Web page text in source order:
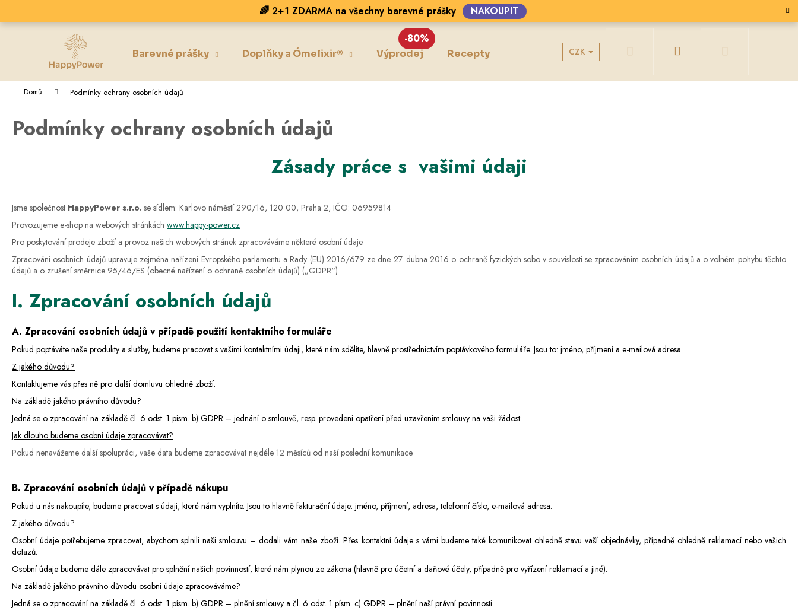
obsah
🌈 2+1 ZDARMA na všechny barevné prášky NAKOUPIT
Barevné prášky Doplňky a Ómelixir® Výprodej
-80%
Recepty Velkoobchodní spolupráce
CZK Přihlášení
Domů Podmínky ochrany osobních údajů
Podmínky ochrany osobních údajů
Zásady práce s vašimi údaji
Jsme společnost HappyPower s.r.o. se sídlem: Karlovo náměstí 290/16, 120 00, Praha 2, IČO: 06959814
Provozujeme e-shop na webových stránkách www.happy-power.cz
Pro poskytování prodeje zboží a provoz našich webových stránek zpracováváme některé osobní údaje.
Zpracování osobních údajů upravuje zejména nařízení Evropského parlamentu a Rady (EU) 2016/679 ze dne 27. dubna 2016 o ochraně fyzických sobo v souvislosti se zpracováním osobních údajů a o volném pohybu těchto
údajů a o zrušení směrnice 95/46/ES (obecné nařízení o ochraně osobních údajů) („GDPR“)
I. Zpracování osobních údajů
A. Zpracování osobních údajů v případě použití kontaktního formuláře
Pokud poptáváte naše produkty a služby, budeme pracovat s vašimi kontaktními údaji, které nám sdělíte, hlavně prostřednictvím poptávkového formuláře. Jsou to: jméno, příjmení a e-mailová adresa.
Z jakého důvodu?
Kontaktujeme vás přes ně pro další domluvu ohledně zboží.
Na základě jakého právního důvodu?
Jedná se o zpracování na základě čl. 6 odst. 1 písm. b) GDPR – jednání o smlouvě, resp. provedení opatření před uzavřením smlouvy na vaši žádost.
Jak dlouho budeme osobní údaje zpracovávat?
Pokud nenavážeme další spolupráci, vaše data budeme zpracovávat nejdéle 12 měsíců od naší poslední komunikace.
B. Zpracování osobních údajů v případě nákupu
Pokud u nás nakoupíte, budeme pracovat s údaji, které nám vyplníte. Jsou to hlavně fakturační údaje: jméno, příjmení, adresa,telefonní číslo, e-mailová adresa.
Z jakého důvodu?
Osobní údaje potřebujeme zpracovat, abychom splnili naši smlouvu – dodali vám naše zboží. Přes kontaktní údaje s vámi budeme také komunikovat ohledně stavu vaší objednávky, případně ohledně reklamací nebo vašich
dotazů.
Osobní údaje budeme dále zpracovávat pro splnění našich povinností, které nám plynou ze zákona (hlavně pro účetní a daňové účely, případně pro vyřízení reklamací a jiné).
Na základě jakého právního důvodu osobní údaje zpracováváme?
Jedná se o zpracování na základě čl. 6 odst. 1 písm. b) GDPR – plnění smlouvy a čl. 6 odst. 1 písm. c) GDPR – plnění naší právní povinnosti.
o
obchodu
obchodu
Co potřebujete najít?
Doporučujeme